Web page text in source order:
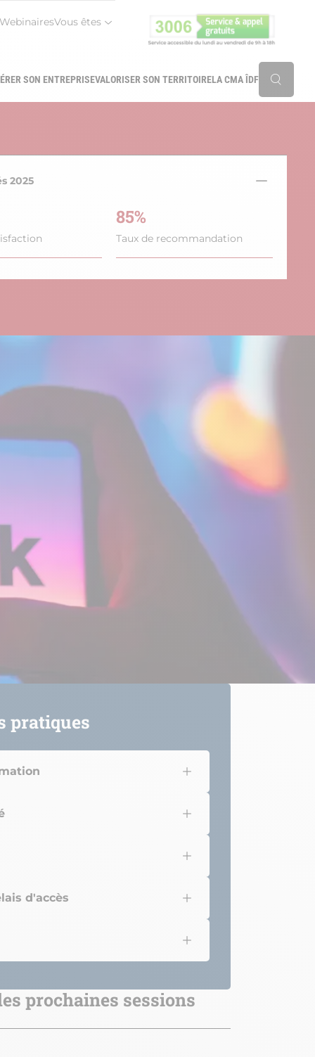
WebinairesVous êtes
SON ENTREPRISEVALORISER SON TERRITOIRELA CMA ÎDF
2025
85%
Taux de recommandation
pratiques
d'accès
prochaines sessions